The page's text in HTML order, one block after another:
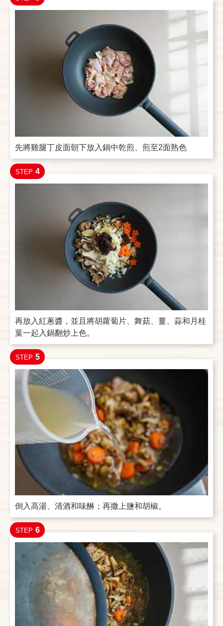
先將雞腿丁皮面朝下放入鍋中乾煎、煎至2面熟色
STEP 4
再放入紅蔥醬，並且將胡蘿蔔片、舞菇、薑、蒜和月桂
葉一起入鍋翻炒上色。
STEP 5
倒入高湯、清酒和味醂；再撒上鹽和胡椒。
STEP 6